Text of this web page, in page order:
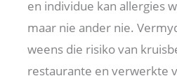
en individue kan allergies
maar nie ander nie.
weens die risiko van
restaurante en verwerkte